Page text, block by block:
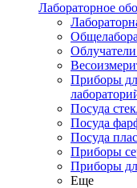
Лабораторное
Приборы
Посуда
Посуда
Посуда
Приборы
Приборы
Еще